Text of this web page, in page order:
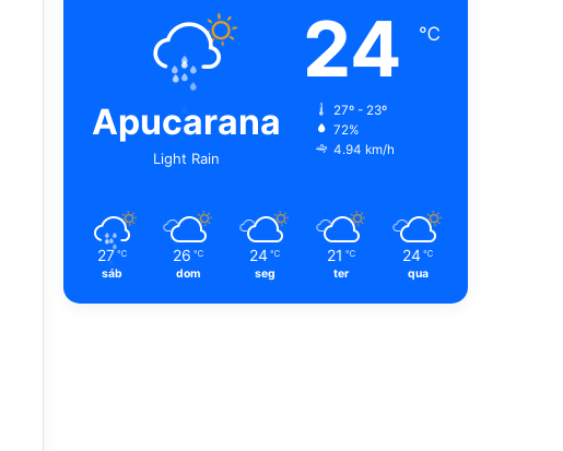
Apucarana
Light Rain
24 ℃
27º - 23º
72%
4.94 km/h
27 ℃
sáb
26 ℃
dom
24 ℃
seg
21 ℃
ter
24 ℃
qua